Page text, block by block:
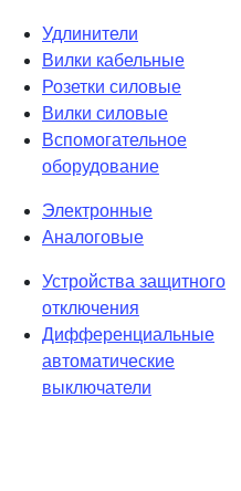
Удлинители
Вилки кабельные
Розетки силовые
Вилки силовые
Вспомогательное
оборудование
Электронные
Аналоговые
Устройства защитного
отключения
Дифференциальные
автоматические
выключатели